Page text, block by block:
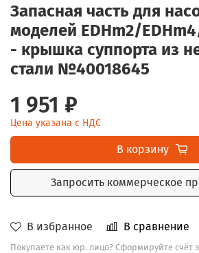
Запасная часть для
моделей EDHm2/
- крышка суппорта из
стали №40018645
В избранное В сравнение
Покупаете как юр. лицо? Сформируйте счёт
1 951 ₽
Цена указана с НДС
В корзину
Запросить коммерческое